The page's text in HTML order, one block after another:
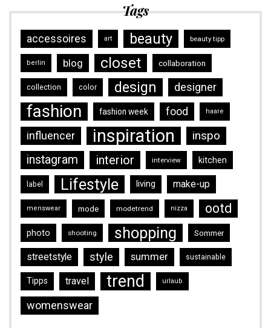
Tags
accessoires art beauty beauty tipp
berlin blog closet collaboration
collection color design designer
fashion fashion week food haare
influencer inspiration
inspo
instagram
interior interview kitchen
label Lifestyle living make-up
menswear mode modetrend nizza ootd
photo shooting shopping Sommer
streetstyle style summer sustainable
Tipps travel trend urlaub
womenswear